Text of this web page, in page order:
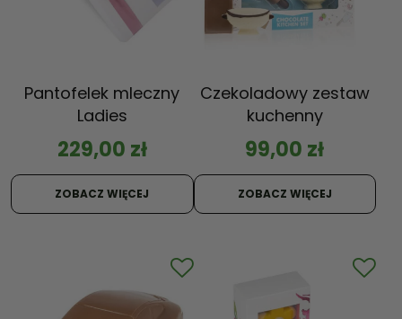
Pantofelek mleczny
Ladies
229,00 zł
ZOBACZ WIĘCEJ
Czekoladowy zestaw
kuchenny
99,00 zł
ZOBACZ WIĘCEJ